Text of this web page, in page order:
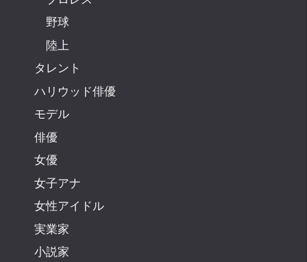
野球
陸上
タレント
ハリウッド俳優
モデル
俳優
女優
女子アナ
女性アイドル
実業家
小説家